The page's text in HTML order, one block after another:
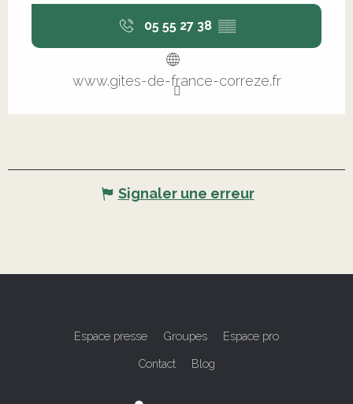
05 55 27 38 ▒▒
www.gites-de-france-correze.fr
Signaler une erreur
Espace presse Groupes Espace pro
Contact Blog